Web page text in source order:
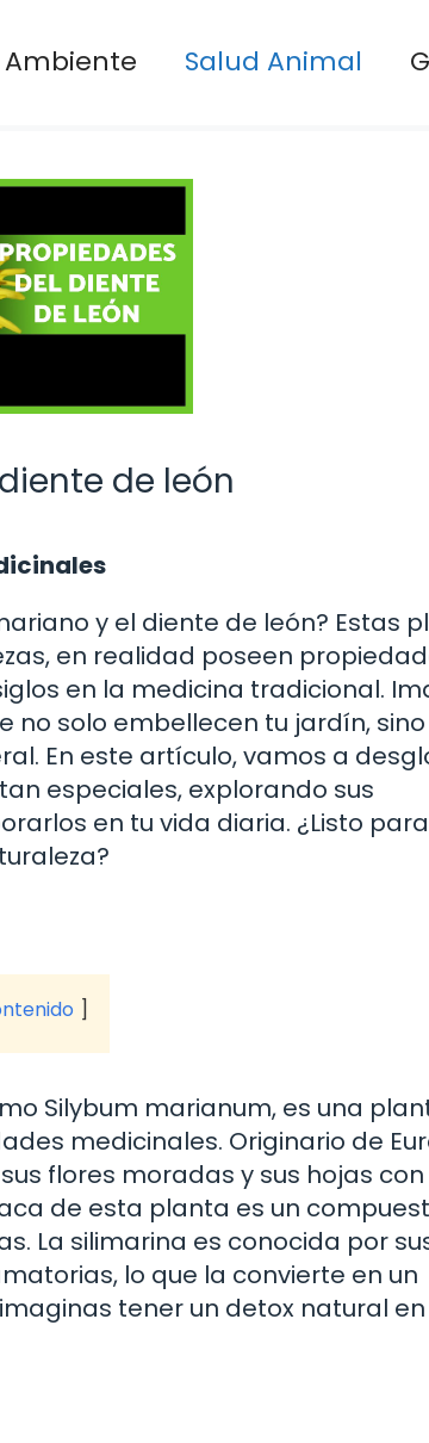
Ambiente Salud Animal
de león
y el diente de león? Estas
en realidad poseen
en la medicina tradicional.
no solo embellecen tu jardín,
En este artículo, vamos a
especiales, explorando sus
en tu vida diaria. ¿Listo para
Silybum marianum, es una
medicinales. Originario de
flores moradas y sus hojas con
de esta planta es un
La silimarina es conocida por
lo que la convierte en un
tener un detox natural